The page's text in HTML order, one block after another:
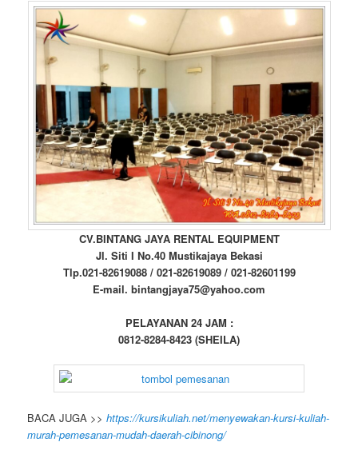
CV.BINTANG JAYA RENTAL EQUIPMENT
Jl. Siti I No.40 Mustikajaya Bekasi
Tlp.021-82619088 / 021-82619089 / 021-82601199
E-mail. bintangjaya75@yahoo.com
PELAYANAN 24 JAM :
0812-8284-8423 (SHEILA)
BACA JUGA >>https://kursikuliah.net/menyewakan-kursi-kuliah-
murah-pemesanan-mudah-daerah-cibinong/